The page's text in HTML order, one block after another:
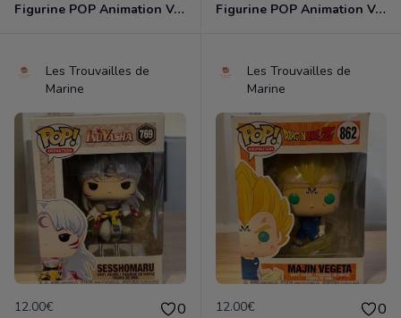
Figurine POP Animation Voltron 475 Lance neuve non deboxee Figurine POP Animation Voltron 476 Pidge neuve non deboxee
Les Trouvailles de
Marine
12.00€ 0
Les Trouvailles de
Marine
12.00€ 0